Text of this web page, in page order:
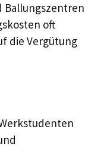
Ballungszentren
oft
die Vergütung